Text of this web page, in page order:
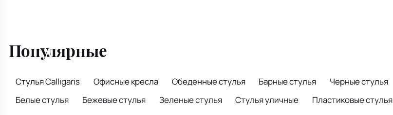
Популярные
Стулья Calligaris Офисные кресла Обеденные стулья Барные стулья Черные стулья
Белые стулья
Бежевые стулья Зеленые стулья Стулья уличные Пластиковые стулья